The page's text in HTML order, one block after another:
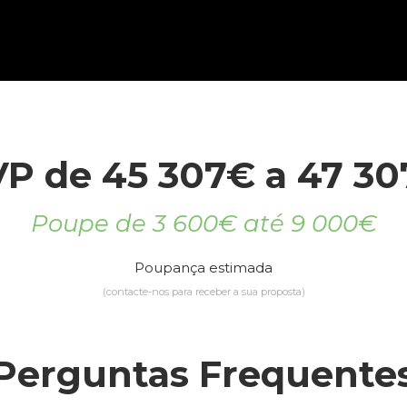
de 45 307€ a 47
Poupe de 3 600€ até 9 000€
Poupança estimada
(contacte-nos para receber a sua proposta)